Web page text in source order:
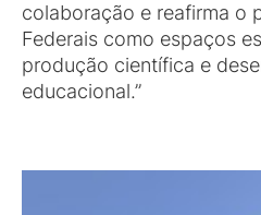
colaboração e reafirma o
Federais como espaços
produção científica e
educacional.”